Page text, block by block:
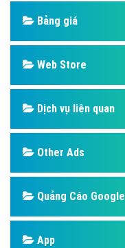
Bảng giá
Web Store
Dịch vụ liên quan
Other Ads
Quảng Cáo Google
App